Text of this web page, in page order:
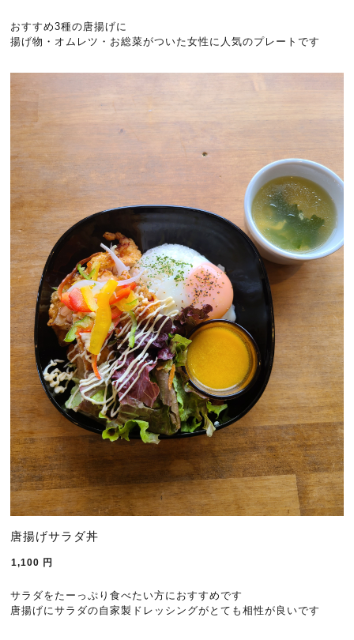
おすすめ3種の唐揚げに
揚げ物・オムレツ・お総菜がついた女性に人気のプレートです
唐揚げサラダ丼
1,100 円
サラダをたーっぷり食べたい方におすすめです
唐揚げにサラダの自家製ドレッシングがとても相性が良いです